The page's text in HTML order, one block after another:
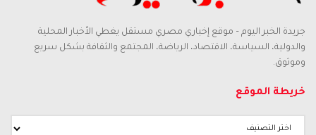
جريدة الخبر اليوم – موقع إخباري مصري مستقل يغطي الأخبار المحلية
والدولية، السياسة، الاقتصاد، الرياضة، المجتمع والثقافة بشكل سريع
وموثوق.
خريطة الموقع